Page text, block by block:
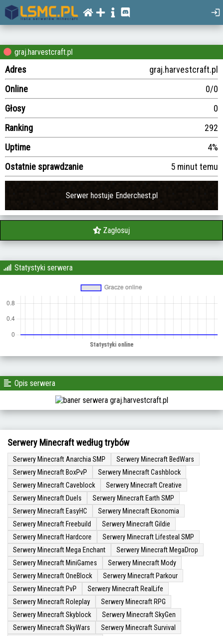
graj.harvestcraft.pl
Adres
graj.harvestcraft.pl
Online
0/0
Głosy
0
Ranking
292
Uptime
4%
Ostatnie sprawdzanie
5 minut temu
Serwer hostuje Enderchest.pl
Zagłosuj
Statystyki serwera
Opis serwera
Serwery Minecraft według trybów
Serwery Minecraft Anarchia SMP
Serwery Minecraft BedWars
Serwery Minecraft BoxPvP
Serwery Minecraft Cashblock
Serwery Minecraft Caveblock
Serwery Minecraft Creative
Serwery Minecraft Duels
Serwery Minecraft Earth SMP
Serwery Minecraft EasyHC
Serwery Minecraft Ekonomia
Serwery Minecraft Freebuild
Serwery Minecraft Gildie
Serwery Minecraft Hardcore
Serwery Minecraft Lifesteal SMP
Serwery Minecraft Mega Enchant
Serwery Minecraft MegaDrop
Serwery Minecraft MiniGames
Serwery Minecraft Mody
Serwery Minecraft OneBlock
Serwery Minecraft Parkour
Serwery Minecraft PvP
Serwery Minecraft RealLife
Serwery Minecraft Roleplay
Serwery Minecraft RPG
Serwery Minecraft Skyblock
Serwery Minecraft SkyGen
Serwery Minecraft SkyWars
Serwery Minecraft Survival